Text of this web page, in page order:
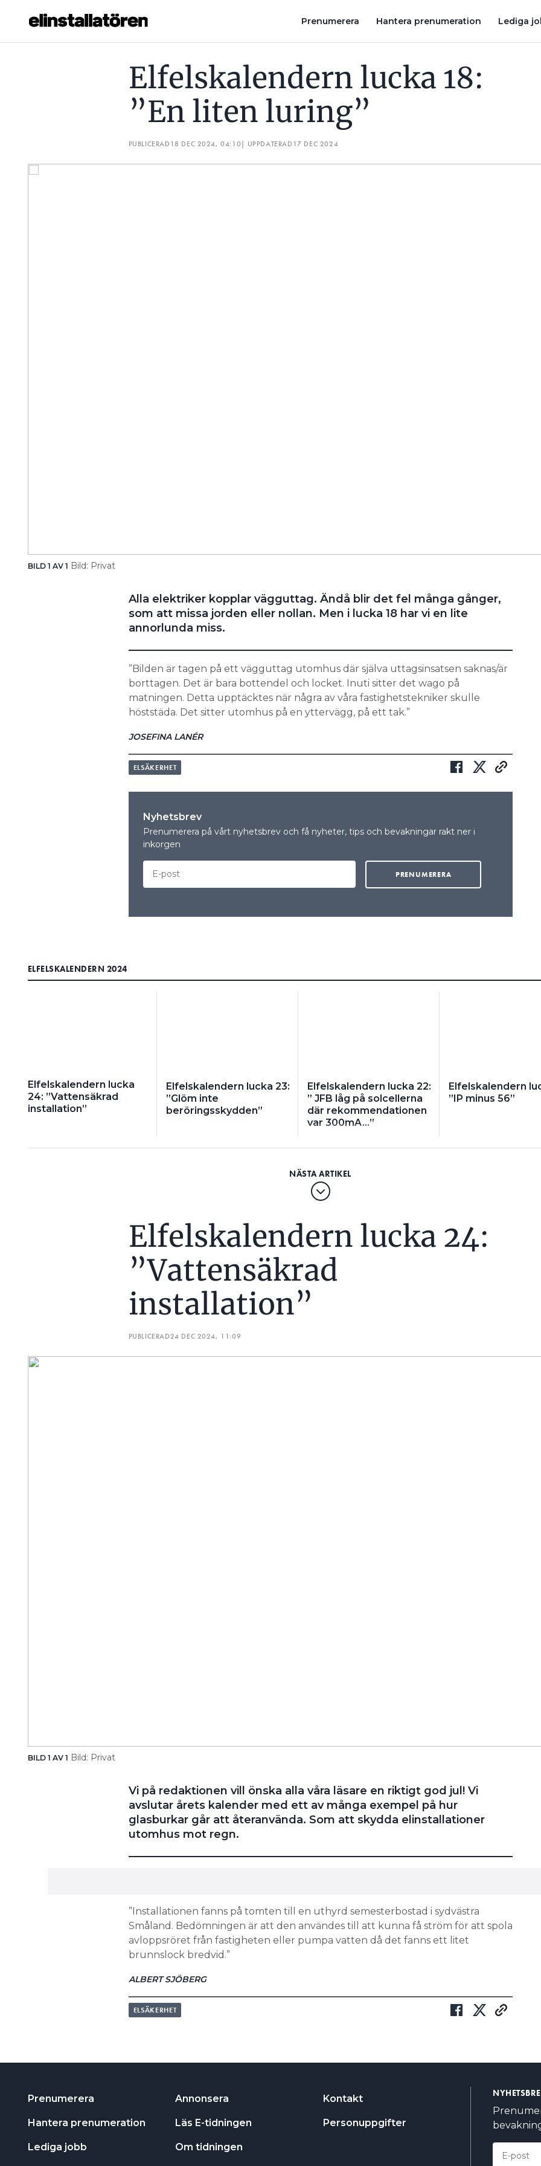
Prenumerera Hantera prenumeration Lediga
Hantera prenumeration
Annonsera
Elfelskalendern lucka 18:
”En liten luring”
PUBLICERAD 18 DEC 2024, 04:10| UPPDATERAD 17 DEC 2024
BILD 1 AV 1 Bild: Privat
Alla elektriker kopplar vägguttag. Ändå blir det fel många gånger,
som att missa jorden eller nollan. Men i lucka 18 har vi en lite
annorlunda miss.
”Bilden är tagen på ett vägguttag utomhus där själva uttagsinsatsen saknas/är
borttagen. Det är bara bottendel och locket. Inuti sitter det wago på
matningen. Detta upptäcktes när några av våra fastighetstekniker skulle
höststäda. Det sitter utomhus på en yttervägg, på ett tak.”
JOSEFINA LANÉR
ELSÄKERHET
Nyhetsbrev
Prenumerera på vårt nyhetsbrev och få nyheter, tips och bevakningar rakt ner i
inkorgen
ELFELSKALENDERN 2024
Elfelskalendern lucka
24: ”Vattensäkrad
installation”
Elfelskalendern lucka 23:
”Glöm inte
beröringsskydden”
Elfelskalendern lucka 22:
” JFB låg på solcellerna
där rekommendationen
var 300mA…”
Elfelskalendern
”IP minus 56”
Elfelskalendern lucka 24:
”Vattensäkrad
installation”
PUBLICERAD24 DEC 2024, 11:09
BILD 1 AV 1 Bild: Privat
Vi på redaktionen vill önska alla våra läsare en riktigt god jul! Vi
avslutar årets kalender med ett av många exempel på hur
glasburkar går att återanvända. Som att skydda elinstallationer
utomhus mot regn.
”Installationen fanns på tomten till en uthyrd semesterbostad i sydvästra
Småland. Bedömningen är att den användes till att kunna få ström för att spola
avloppsröret från fastigheten eller pumpa vatten då det fanns ett litet
brunnslock bredvid.”
ALBERT SJÖBERG
ELSÄKERHET
ELFELSKALENDERN LUCKA 18: ”EN LITEN LURING” ELFELSKALENDERN LUCKA 24: ”VATTENSÄKRAD INSTALLATION”
Prenumerera
Hantera prenumeration
Lediga jobb
Annonsera
Läs E-tidningen
Om tidningen
Kontakt
Personuppgifter